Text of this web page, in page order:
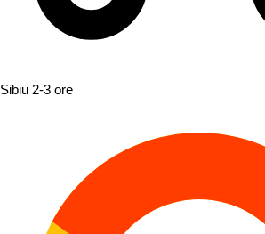
Sibiu 2-3 ore